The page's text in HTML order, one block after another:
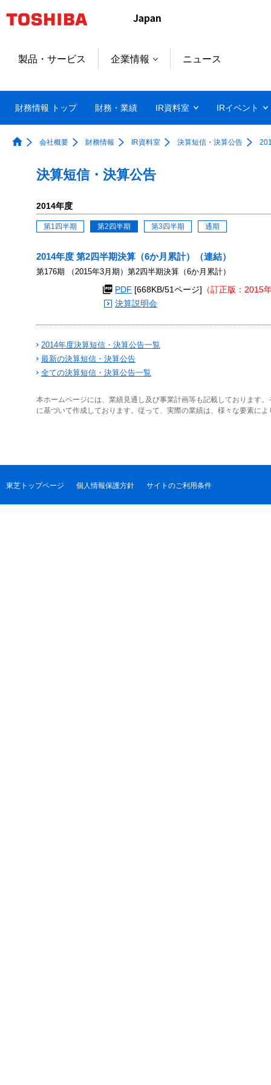
製品・サービス 企業情報 ニュース
財務情報 トップ 財務・業績 IR資料室 IRイベント
会社概要 財務情報 IR資料室 決算短信・決算公告
決算短信・決算公告
2014年度
第1四半期 第2四半期 第3四半期 通期
2014年度 第2四半期決算（6か月累計）（連結）
第176期 （2015年3月期）第2四半期決算（6か月累計）
PDF [668KB/51ページ]
（訂正版：2015
決算説明会
2014年度決算短信・決算公告一覧
最新の決算短信・決算公告
全ての決算短信・決算公告一覧
本ホームページには、業績見通し及び事業計画等も記載しております
に基づいて作成しております。従って、実際の業績は、様々な要素に
東芝トップページ 個人情報保護方針 サイトのご利用条件